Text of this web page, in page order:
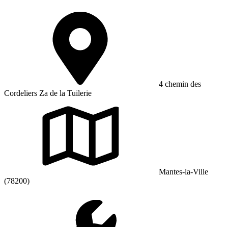
4 chemin des
Cordeliers Za de la Tuilerie
Mantes-la-Ville
(78200)